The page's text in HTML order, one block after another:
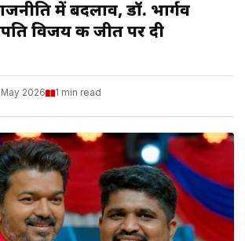
में बदलाव, डॉ. भार्गव
विजय की जीत पर दी
2026 1 min read